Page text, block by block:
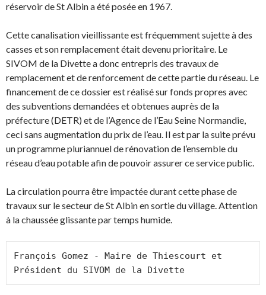
réservoir de St Albin a été posée en 1967.
Cette canalisation vieillissante est fréquemment sujette à des
casses et son remplacement était devenu prioritaire. Le
SIVOM de la Divette a donc entrepris des travaux de
remplacement et de renforcement de cette partie du réseau. Le
financement de ce dossier est réalisé sur fonds propres avec
des subventions demandées et obtenues auprès de la
préfecture (DETR) et de l’Agence de l’Eau Seine Normandie,
ceci sans augmentation du prix de l’eau. Il est par la suite prévu
un programme pluriannuel de rénovation de l’ensemble du
réseau d’eau potable afin de pouvoir assurer ce service public.
La circulation pourra être impactée durant cette phase de
travaux sur le secteur de St Albin en sortie du village. Attention
à la chaussée glissante par temps humide.
François Gomez - Maire de Thiescourt et
Président du SIVOM de la Divette